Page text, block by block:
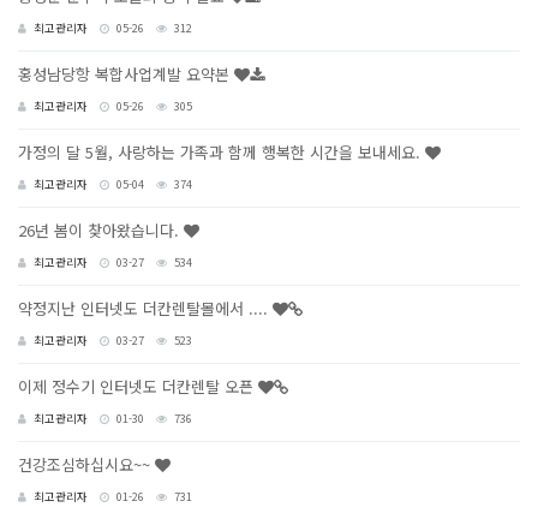
최고관리자 05-26 312
홍성남당항 복합사업계발 요약본
최고관리자 05-26 305
가정의 달 5월, 사랑하는 가족과 함께 행복한 시간을 보내세요.
최고관리자 05-04 374
26년 봄이 찾아왔습니다.
최고관리자 03-27 534
약정지난 인터넷도 더칸렌탈몰에서 ....
최고관리자 03-27 523
이제 정수기 인터넷도 더칸렌탈 오픈
최고관리자 01-30 736
건강조심하십시요~~
최고관리자 01-26 731